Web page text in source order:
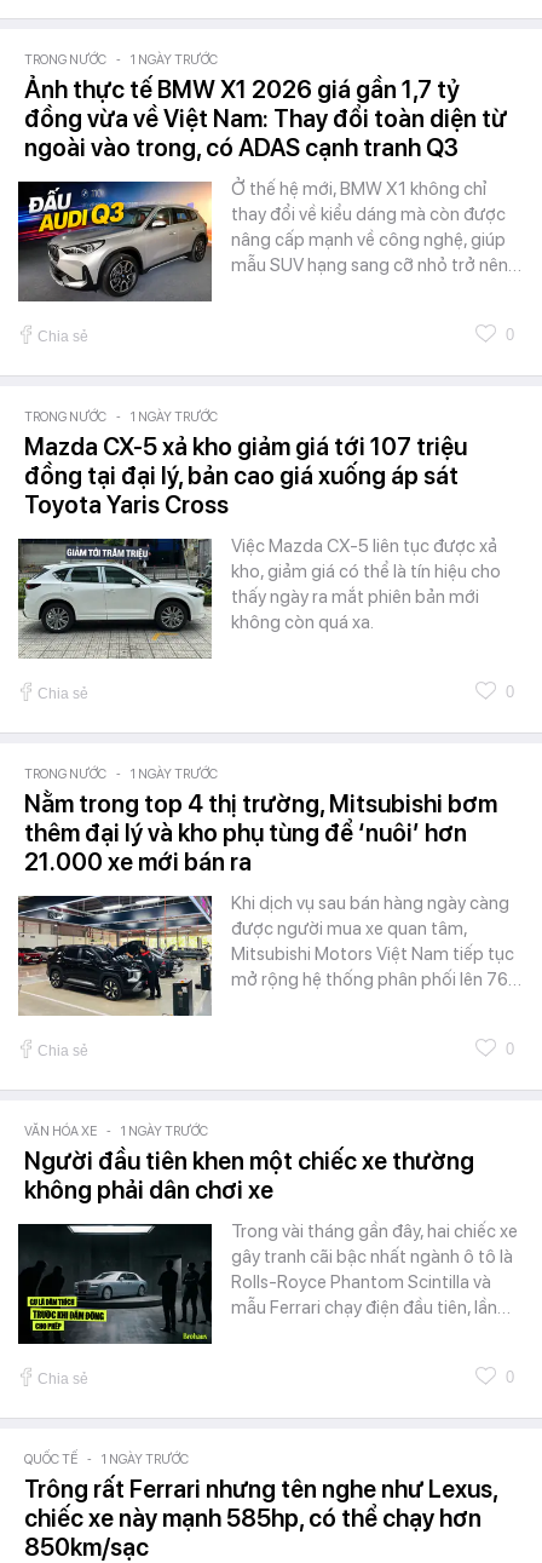
TRONG NƯỚC - 1 NGÀY TRƯỚC
Ảnh thực tế BMW X1 2026 giá gần 1,7 tỷ
đồng vừa về Việt Nam: Thay đổi toàn diện từ
ngoài vào trong, có ADAS cạnh tranh Q3
Ở thế hệ mới, BMW X1 không chỉ
thay đổi về kiểu dáng mà còn được
nâng cấp mạnh về công nghệ, giúp
mẫu SUV hạng sang cỡ nhỏ trở nên…
Chia sẻ 0
TRONG NƯỚC - 1 NGÀY TRƯỚC
Mazda CX-5 xả kho giảm giá tới 107 triệu
đồng tại đại lý, bản cao giá xuống áp sát
Toyota Yaris Cross
Việc Mazda CX-5 liên tục được xả
kho, giảm giá có thể là tín hiệu cho
thấy ngày ra mắt phiên bản mới
không còn quá xa.
Chia sẻ 0
TRONG NƯỚC - 1 NGÀY TRƯỚC
Nằm trong top 4 thị trường, Mitsubishi bơm
thêm đại lý và kho phụ tùng để ‘nuôi’ hơn
21.000 xe mới bán ra
Khi dịch vụ sau bán hàng ngày càng
được người mua xe quan tâm,
Mitsubishi Motors Việt Nam tiếp tục
mở rộng hệ thống phân phối lên 76…
Chia sẻ 0
VĂN HÓA XE - 1 NGÀY TRƯỚC
Người đầu tiên khen một chiếc xe thường
không phải dân chơi xe
Trong vài tháng gần đây, hai chiếc xe
gây tranh cãi bậc nhất ngành ô tô là
Rolls-Royce Phantom Scintilla và
mẫu Ferrari chạy điện đầu tiên, lần…
Chia sẻ 0
QUỐC TẾ - 1 NGÀY TRƯỚC
Trông rất Ferrari nhưng tên nghe như Lexus,
chiếc xe này mạnh 585hp, có thể chạy hơn
850km/sạc